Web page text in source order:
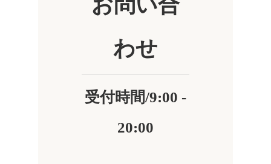
お問い合
わせ
受付時間/9:00 -
20:00